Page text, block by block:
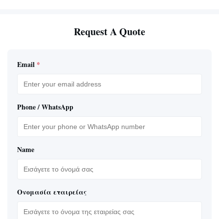
Request A Quote
Email *
Phone / WhatsApp
Name
Ονομασία εταιρείας